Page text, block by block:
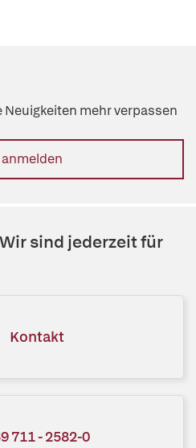
mehr verpassen
sind jederzeit für
Kontakt
711 - 2582-0